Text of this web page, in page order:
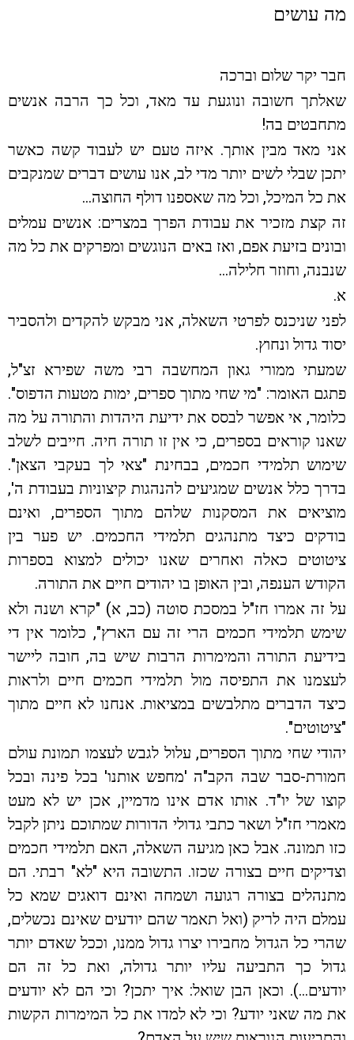
מה עושים
חבר יקר שלום וברכה
שאלתך חשובה ונוגעת עד מאד, וכל כך הרבה אנשים
מתחבטים בה!
אני מאד מבין אותך. איזה טעם יש לעבוד קשה כאשר
יתכן שבלי לשים יותר מדי לב, אנו עושים דברים שמנקבים
את כל המיכל, וכל מה שאספנו דולף החוצה…
זה קצת מזכיר את עבודת הפרך במצרים: אנשים עמלים
ובונים בזיעת אפם, ואז באים הנוגשים ומפרקים את כל מה
שנבנה, וחוזר חלילה…
א.
לפני שניכנס לפרטי השאלה, אני מבקש להקדים ולהסביר
יסוד גדול ונחוץ.
שמעתי ממורי גאון המחשבה רבי משה שפירא זצ"ל,
פתגם האומר: "מי שחי מתוך ספרים, ימות מטעות הדפוס".
כלומר, אי אפשר לבסס את ידיעת היהדות והתורה על מה
שאנו קוראים בספרים, כי אין זו תורה חיה. חייבים לשלב
שימוש תלמידי חכמים, בבחינת "צאי לך בעקבי הצאן".
בדרך כלל אנשים שמגיעים להנהגות קיצוניות בעבודת ה',
מוציאים את המסקנות שלהם מתוך הספרים, ואינם
בודקים כיצד מתנהגים תלמידי החכמים. יש פער בין
ציטוטים כאלה ואחרים שאנו יכולים למצוא בספרות
הקודש הענפה, ובין האופן בו יהודים חיים את התורה.
על זה אמרו חז"ל במסכת סוטה (כב, א) "קרא ושנה ולא
שימש תלמידי חכמים הרי זה עם הארץ", כלומר אין די
בידיעת התורה והמימרות הרבות שיש בה, חובה ליישר
לעצמנו את התפיסה מול תלמידי חכמים חיים ולראות
כיצד הדברים מתלבשים במציאות. אנחנו לא חיים מתוך
"ציטוטים".
יהודי שחי מתוך הספרים, עלול לגבש לעצמו תמונת עולם
חמורת-סבר שבה הקב"ה 'מחפש אותנו' בכל פינה ובכל
קוצו של יו"ד. אותו אדם אינו מדמיין, אכן יש לא מעט
מאמרי חז"ל ושאר כתבי גדולי הדורות שמתוכם ניתן לקבל
כזו תמונה. אבל כאן מגיעה השאלה, האם תלמידי חכמים
וצדיקים חיים בצורה שכזו. התשובה היא "לא" רבתי. הם
מתנהלים בצורה רגועה ושמחה ואינם דואגים שמא כל
עמלם היה לריק (ואל תאמר שהם יודעים שאינם נכשלים,
שהרי כל הגדול מחבירו יצרו גדול ממנו, וככל שאדם יותר
גדול כך התביעה עליו יותר גדולה, ואת כל זה הם
יודעים…). וכאן הבן שואל: איך יתכן? וכי הם לא יודעים
את מה שאני יודע? וכי לא למדו את כל המימרות הקשות